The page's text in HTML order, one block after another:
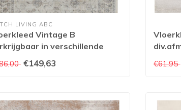
LIVING ABC
Vintage B
in verschillende
€149,63 €61,95